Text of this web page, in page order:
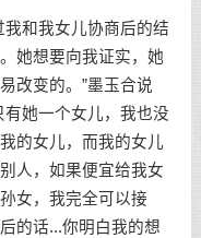
和我女儿协商后的结
她想要向我证实，她
改变的。”墨玉合说
她一个女儿，我也没
的女儿，而我的女儿
人，如果便宜给我女
女，我完全可以接
的话...你明白我的想